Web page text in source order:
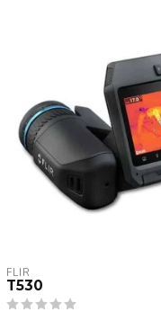
FLIR
T530